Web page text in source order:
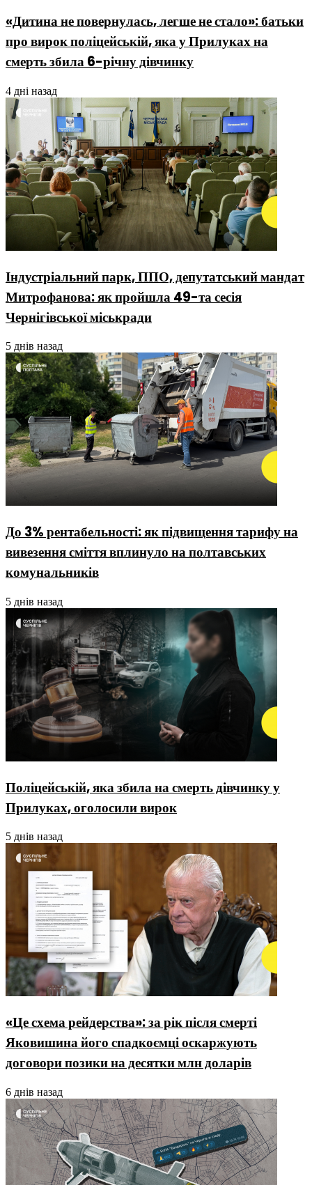
«Дитина не повернулась, легше не стало»: батьки
про вирок поліцейській, яка у Прилуках на
смерть збила 6-річну дівчинку
4 дні назад
Індустріальний парк, ППО, депутатський мандат
Митрофанова: як пройшла 49-та сесія
Чернігівської міськради
5 днів назад
До 3% рентабельності: як підвищення тарифу на
вивезення сміття вплинуло на полтавських
комунальників
5 днів назад
Поліцейській, яка збила на смерть дівчинку у
Прилуках, оголосили вирок
5 днів назад
«Це схема рейдерства»: за рік після смерті
Яковишина його спадкоємці оскаржують
договори позики на десятки млн доларів
6 днів назад